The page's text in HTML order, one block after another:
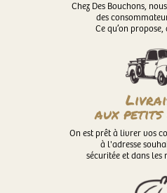
Chez Des Bouchons,
des
Ce qu’on
aux petits
On est prêt à livrer vos
à l'adresse
sécuritée et dans les